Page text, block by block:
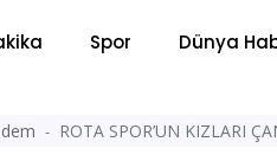
Spor Dünya
ROTA SPOR’UN KIZLARI